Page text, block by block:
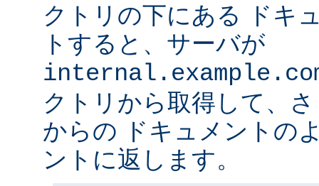
クトリの下にある ドキ
トすると、サーバが
クトリから取得して、
からの ドキュメントの
ントに返します。